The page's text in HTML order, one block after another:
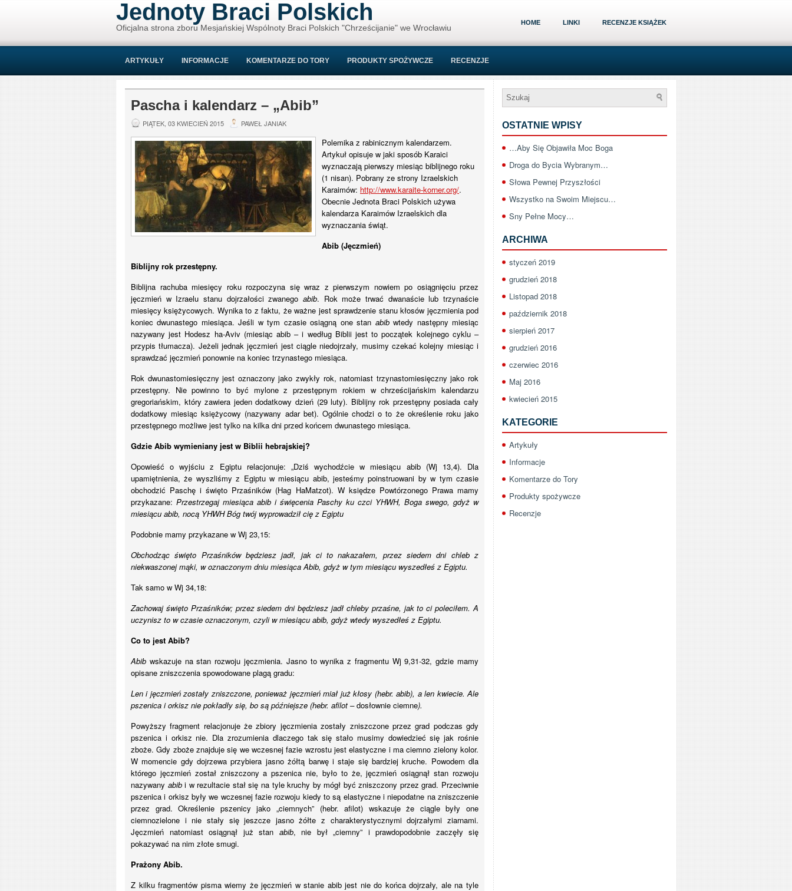
Jednoty Braci Polskich
Oficjalna strona zboru Mesjańskiej Wspólnoty Braci Polskich "Chrześcijanie" we Wrocławiu
HOME LINKI RECENZJE KSIĄŻEK
ARTYKUŁY INFORMACJE KOMENTARZE DO TORY PRODUKTY SPOŻYWCZE RECENZJE
Pascha i kalendarz – „Abib”
PIĄTEK, 03 KWIECIEŃ 2015 PAWEŁ JANIAK
Polemika z rabinicznym kalendarzem.
Artykuł opisuje w jaki sposób Karaici
wyznaczają pierwszy miesiąc biblijnego roku
(1 nisan). Pobrany ze strony Izraelskich
Karaimów: http://www.karaite-korner.org/.
Obecnie Jednota Braci Polskich używa
kalendarza Karaimów Izraelskich dla
wyznaczania świąt.
Abib (Jęczmień)
Biblijny rok przestępny.
Biblijna rachuba miesięcy roku rozpoczyna się wraz z pierwszym nowiem po osiągnięciu przez
jęczmień w Izraelu stanu dojrzałości zwanego abib. Rok może trwać dwanaście lub trzynaście
miesięcy księżycowych. Wynika to z faktu, że ważne jest sprawdzenie stanu kłosów jęczmienia pod
koniec dwunastego miesiąca. Jeśli w tym czasie osiągną one stan abibwtedy następny miesiąc
nazywany jest Hodesz ha-Aviv (miesiąc abib – i według Biblii jest to początek kolejnego cyklu –
przypis tłumacza). Jeżeli jednak jęczmień jest ciągle niedojrzały, musimy czekać kolejny miesiąc i
sprawdzać jęczmień ponownie na koniec trzynastego miesiąca.
Rok dwunastomiesięczny jest oznaczony jako zwykły rok, natomiast trzynastomiesięczny jako rok
przestępny. Nie powinno to być mylone z przestępnym rokiem w chrześcijańskim kalendarzu
gregoriańskim, który zawiera jeden dodatkowy dzień (29 luty). Biblijny rok przestępny posiada cały
dodatkowy miesiącksiężycowy (nazywany adar bet). Ogólnie chodzi o to że określenie roku jako
przestępnego możliwe jest tylko na kilka dni przed końcem dwunastego miesiąca.
Gdzie Abib wymieniany jest w Biblii hebrajskiej?
Opowieść o wyjściu z Egiptu relacjonuje: „Dziś wychodźcie w miesiącu abib (Wj 13,4). Dla
upamiętnienia, że wyszliśmy z Egiptu w miesiącu abib, jesteśmy poinstruowani by w tym czasie
obchodzić Paschę i święto Przaśników (Hag HaMatzot). W księdze Powtórzonego Prawa mamy
przykazane: Przestrzegaj miesiąca abib i święcenia Paschy ku czci YHWH, Boga swego, gdyż w
miesiącu abib, nocą YHWH Bóg twój wyprowadził cię z Egiptu
Podobnie mamy przykazane w Wj 23,15:
Obchodząc święto Przaśników będziesz jadł, jak ci to nakazałem, przez siedem dni chleb z
niekwaszonej mąki, w oznaczonym dniu miesiąca Abib, gdyż w tym miesiącu wyszedłeś z Egiptu.
Tak samo w Wj 34,18:
Zachowaj święto Przaśników; przez siedem dni będziesz jadł chleby przaśne, jak to ci poleciłem. A
uczynisz to w czasie oznaczonym, czyli w miesiącu abib, gdyż wtedy wyszedłeś z Egiptu.
Co to jest Abib?
Abib wskazuje na stan rozwoju jęczmienia. Jasno to wynika z fragmentu Wj 9,31-32, gdzie mamy
opisane zniszczenia spowodowane plagą gradu:
Len i jęczmień zostały zniszczone, ponieważ jęczmień miał już kłosy (hebr. abib), a len kwiecie. Ale
pszenica i orkisz nie pokładły się, bo są późniejsze (hebr. afilot –dosłownie ciemne).
Powyższy fragment relacjonuje że zbiory jęczmienia zostały zniszczone przez grad podczas gdy
pszenica i orkisz nie. Dla zrozumienia dlaczego tak się stało musimy dowiedzieć się jak rośnie
zboże. Gdy zboże znajduje się we wczesnej fazie wzrostu jest elastyczne i ma ciemno zielony kolor.
W momencie gdy dojrzewa przybiera jasno żółtą barwę i staje się bardziej kruche. Powodem dla
którego jęczmień został zniszczony a pszenica nie, było to że, jęczmień osiągnął stan rozwoju
nazywany abibi w rezultacie stał się na tyle kruchy by mógł być zniszczony przez grad. Przeciwnie
pszenica i orkisz były we wczesnej fazie rozwoju kiedy to są elastyczne i niepodatne na zniszczenie
przez grad. Określenie pszenicy jako „ciemnych” (hebr. afilot) wskazuje że ciągle były one
ciemnozielone i nie stały się jeszcze jasno żółte z charakterystycznymi dojrzałymi ziarnami.
Jęczmień natomiast osiągnął już stan abib, nie był „ciemny” i prawdopodobnie zaczęły się
pokazywać na nim złote smugi.
Prażony Abib.
Z kilku fragmentów pisma wiemy że jęczmień w stanie abib jest nie do końca dojrzały, ale na tyle
OSTATNIE WPISY
…Aby Się Objawiła Moc Boga
Droga do Bycia Wybranym…
Słowa Pewnej Przyszłości
Wszystko na Swoim Miejscu…
Sny Pełne Mocy…
ARCHIWA
styczeń 2019
grudzień 2018
Listopad 2018
październik 2018
sierpień 2017
grudzień 2016
czerwiec 2016
Maj 2016
kwiecień 2015
KATEGORIE
Artykuły
Informacje
Komentarze do Tory
Produkty spożywcze
Recenzje